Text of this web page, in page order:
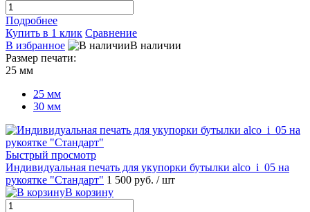
Подробнее
Купить в 1 клик Сравнение
В избранное
В наличии
Размер печати:
25 мм
25 мм
30 мм
Быстрый просмотр
Индивидуальная печать для укупорки бутылки alco_i_05 на
рукоятке "Стандарт" 1 500 руб. / шт
В корзину